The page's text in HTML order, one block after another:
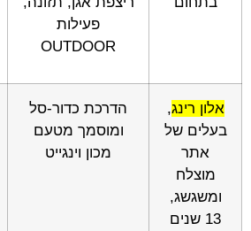
פעילות
OUTDOOR
אלון רינג,
בעלים של
אתר
מוצלח
ומשגשג,
13 שנים
הדרכת כדור-סל
ומוסמך מטעם
מכון וינגייט